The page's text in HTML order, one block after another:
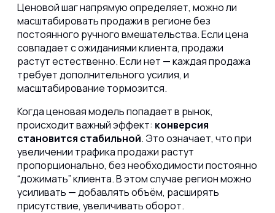
Ценовой шаг напрямую определяет, можно ли
масштабировать продажи в регионе без
постоянного ручного вмешательства. Если цена
совпадает с ожиданиями клиента, продажи
растут естественно. Если нет — каждая продажа
требует дополнительного усилия, и
масштабирование тормозится.
Когда ценовая модель попадает в рынок,
происходит важный эффект: конверсия
становится стабильной. Это означает, что при
увеличении трафика продажи растут
пропорционально, без необходимости постоянно
“дожимать” клиента. В этом случае регион можно
усиливать — добавлять объём, расширять
присутствие, увеличивать оборот.